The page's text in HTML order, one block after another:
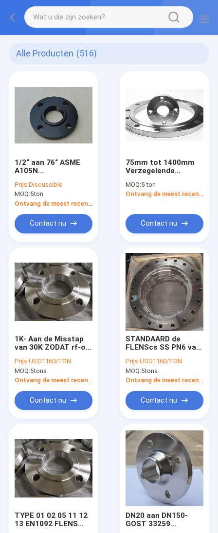
Alle Producten (516)
1/2“ aan 76“ ASME
A105N
BLINDE
OVERLAPPING
GEZAMENLIJKE
INGEPASTE SWRF
van WNRF
Prijs:Discussible
MOQ:5ton
Contact nu
75mm tot 1400mm
Verzegelende
de Flenzengost van
het Gezichtsstaal
12820 12821
MOQ:5 ton
Ontvang de meest recente Prijs
Contact nu
1K- Aan de Misstap
van 30K ZODAT rf-op
Gezichtsflens
EN1092 1/2 Duim aan
80 Duim
Prijs:USD1160/TON
MOQ:5tons
Contact nu
STANDAARD de
FLENScs SS PN6 van
PN63-de GESMEDE
FLENS van het
ROESTbewijs OLIE
Prijs:USD1160/TON
MOQ:5tons
Contact nu
TYPE 01 02 05 11 12
13 EN1092 FLENS
DN20 aan DN150-
GOST 33259